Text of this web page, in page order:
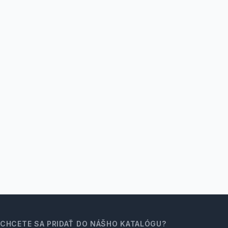
CHCETE SA PRIDAŤ DO NÁŠHO KATALÓGU?